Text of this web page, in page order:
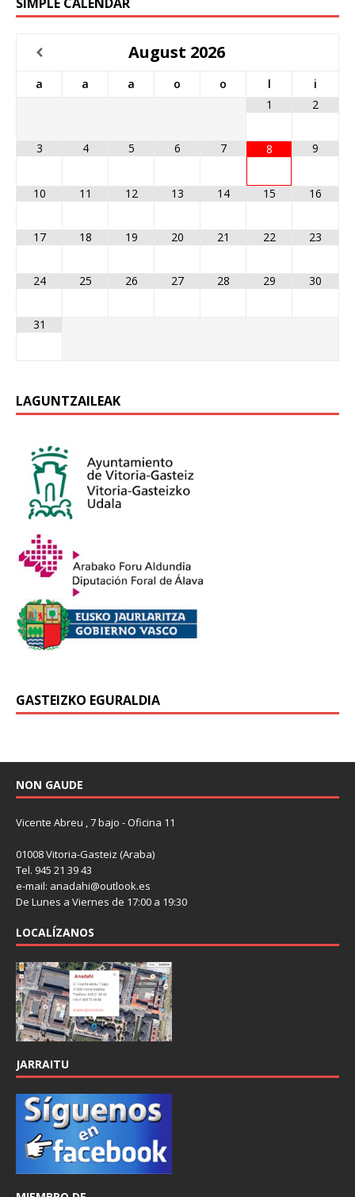
August 2026
a a a o o l
i
1
2
3 4 5 6 7 8 9
10 11 12 13 14 15 16
17 18 19 20 21 22 23
24 25 26 27 28 29 30
31
LAGUNTZAILEAK
GASTEIZKO EGURALDIA
NON GAUDE
Vicente Abreu , 7 bajo - Oficina 11
01008 Vitoria-Gasteiz (Araba)
Tel. 945 21 39 43
e-mail: anadahi@outlook.es
De Lunes a Viernes de 17:00 a 19:30
LOCALÍZANOS
JARRAITU